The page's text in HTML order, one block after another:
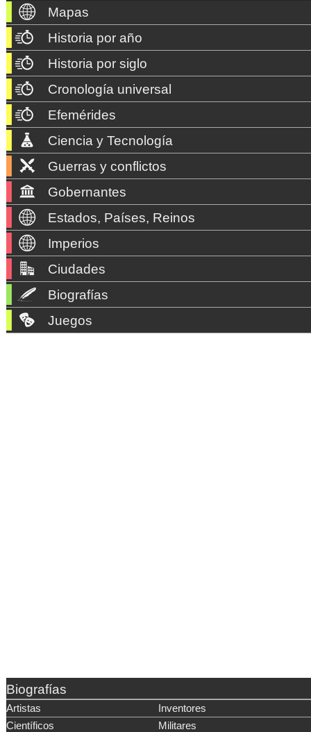
Mapas
Historia por año
Historia por siglo
Cronología universal
Efemérides
Ciencia y Tecnología
Guerras y conflictos
Gobernantes
Estados, Países, Reinos
Imperios
Ciudades
Biografías
Juegos
Biografías
Artistas
Inventores
Científicos
Militares